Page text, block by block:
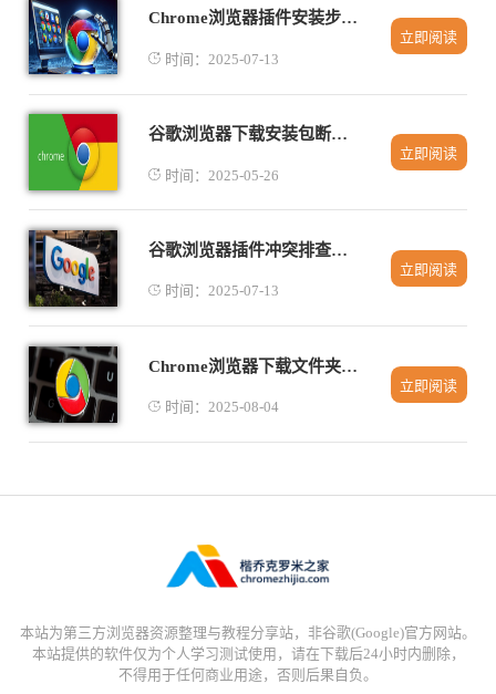
Chrome浏览器插件安装步骤详解
时间：2025-07-13
立即阅读
谷歌浏览器下载安装包断点续传工具应用
时间：2025-05-26
立即阅读
谷歌浏览器插件冲突排查实用技巧解析
时间：2025-07-13
立即阅读
Chrome浏览器下载文件夹路径错误的修正方法
时间：2025-08-04
立即阅读
本站为第三方浏览器资源整理与教程分享站，非谷歌(Google)官方网站。
本站提供的软件仅为个人学习测试使用，请在下载后24小时内删除，
不得用于任何商业用途，否则后果自负。